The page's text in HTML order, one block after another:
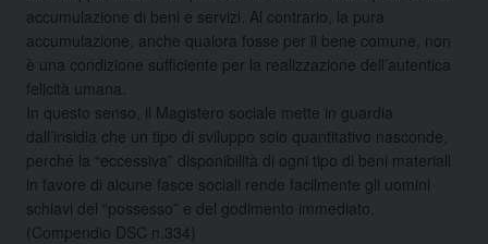
accumulazione di beni e servizi. Al contrario, la pura
accumulazione, anche qualora fosse per il bene comune, non
è una condizione sufficiente per la realizzazione dell’autentica
felicità umana.
In questo senso, il Magistero sociale mette in guardia
dall’insidia che un tipo di sviluppo solo quantitativo nasconde,
perché la “eccessiva” disponibilità di ogni tipo di beni materiali
in favore di alcune fasce sociali rende facilmente gli uomini
schiavi del “possesso” e del godimento immediato.
(Compendio DSC n.334)